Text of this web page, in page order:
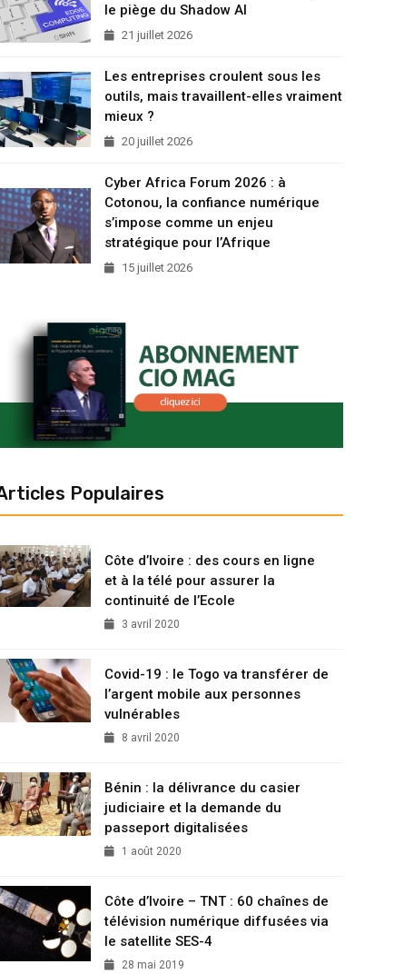
le piège du Shadow AI
21 juillet 2026
Les entreprises croulent sous les
outils, mais travaillent-elles vraiment
mieux ?
20 juillet 2026
Cyber Africa Forum 2026 : à
Cotonou, la confiance numérique
s’impose comme un enjeu
stratégique pour l’Afrique
15 juillet 2026
Populaires
Côte d’Ivoire : des cours en ligne
et à la télé pour assurer la
continuité de l’Ecole
3 avril 2020
Covid-19 : le Togo va transférer de
l’argent mobile aux personnes
vulnérables
8 avril 2020
Bénin : la délivrance du casier
judiciaire et la demande du
passeport digitalisées
1 août 2020
Côte d’Ivoire – TNT : 60 chaînes de
télévision numérique diffusées via
le satellite SES-4
28 mai 2019